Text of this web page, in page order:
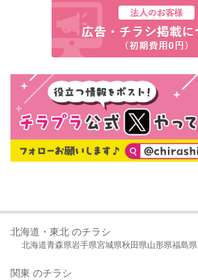
北海道・東北 のチラシ
北海道青森県岩手県宮城県秋田県山形県福島県
関東 のチラシ